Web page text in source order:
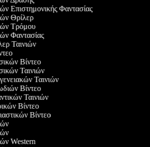
Επιστημονικής Φαντασίας
Θρίλερ
Τρόμου
Φαντασίας
Ταινιών
Βίντεο
Ταινιών
Ταινιών
Βίντεο
Ταινιών
Βίντεο
Βίντεο
Western